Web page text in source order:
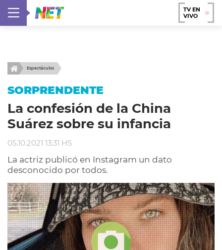
TV EN
VIVO
Espectáculos
SORPRENDENTE
La confesión de la China
Suárez sobre su infancia
05.10.2021 13:31 HS
La actriz publicó en Instagram un dato
desconocido por todos.